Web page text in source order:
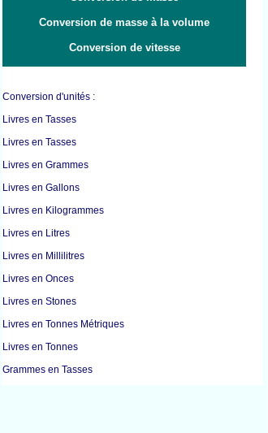
Conversion de masse à la volume
Conversion de vitesse
Conversion d'unités :
Livres en Tasses
Livres en Tasses
Livres en Grammes
Livres en Gallons
Livres en Kilogrammes
Livres en Litres
Livres en Millilitres
Livres en Onces
Livres en Stones
Livres en Tonnes Métriques
Livres en Tonnes
Grammes en Tasses